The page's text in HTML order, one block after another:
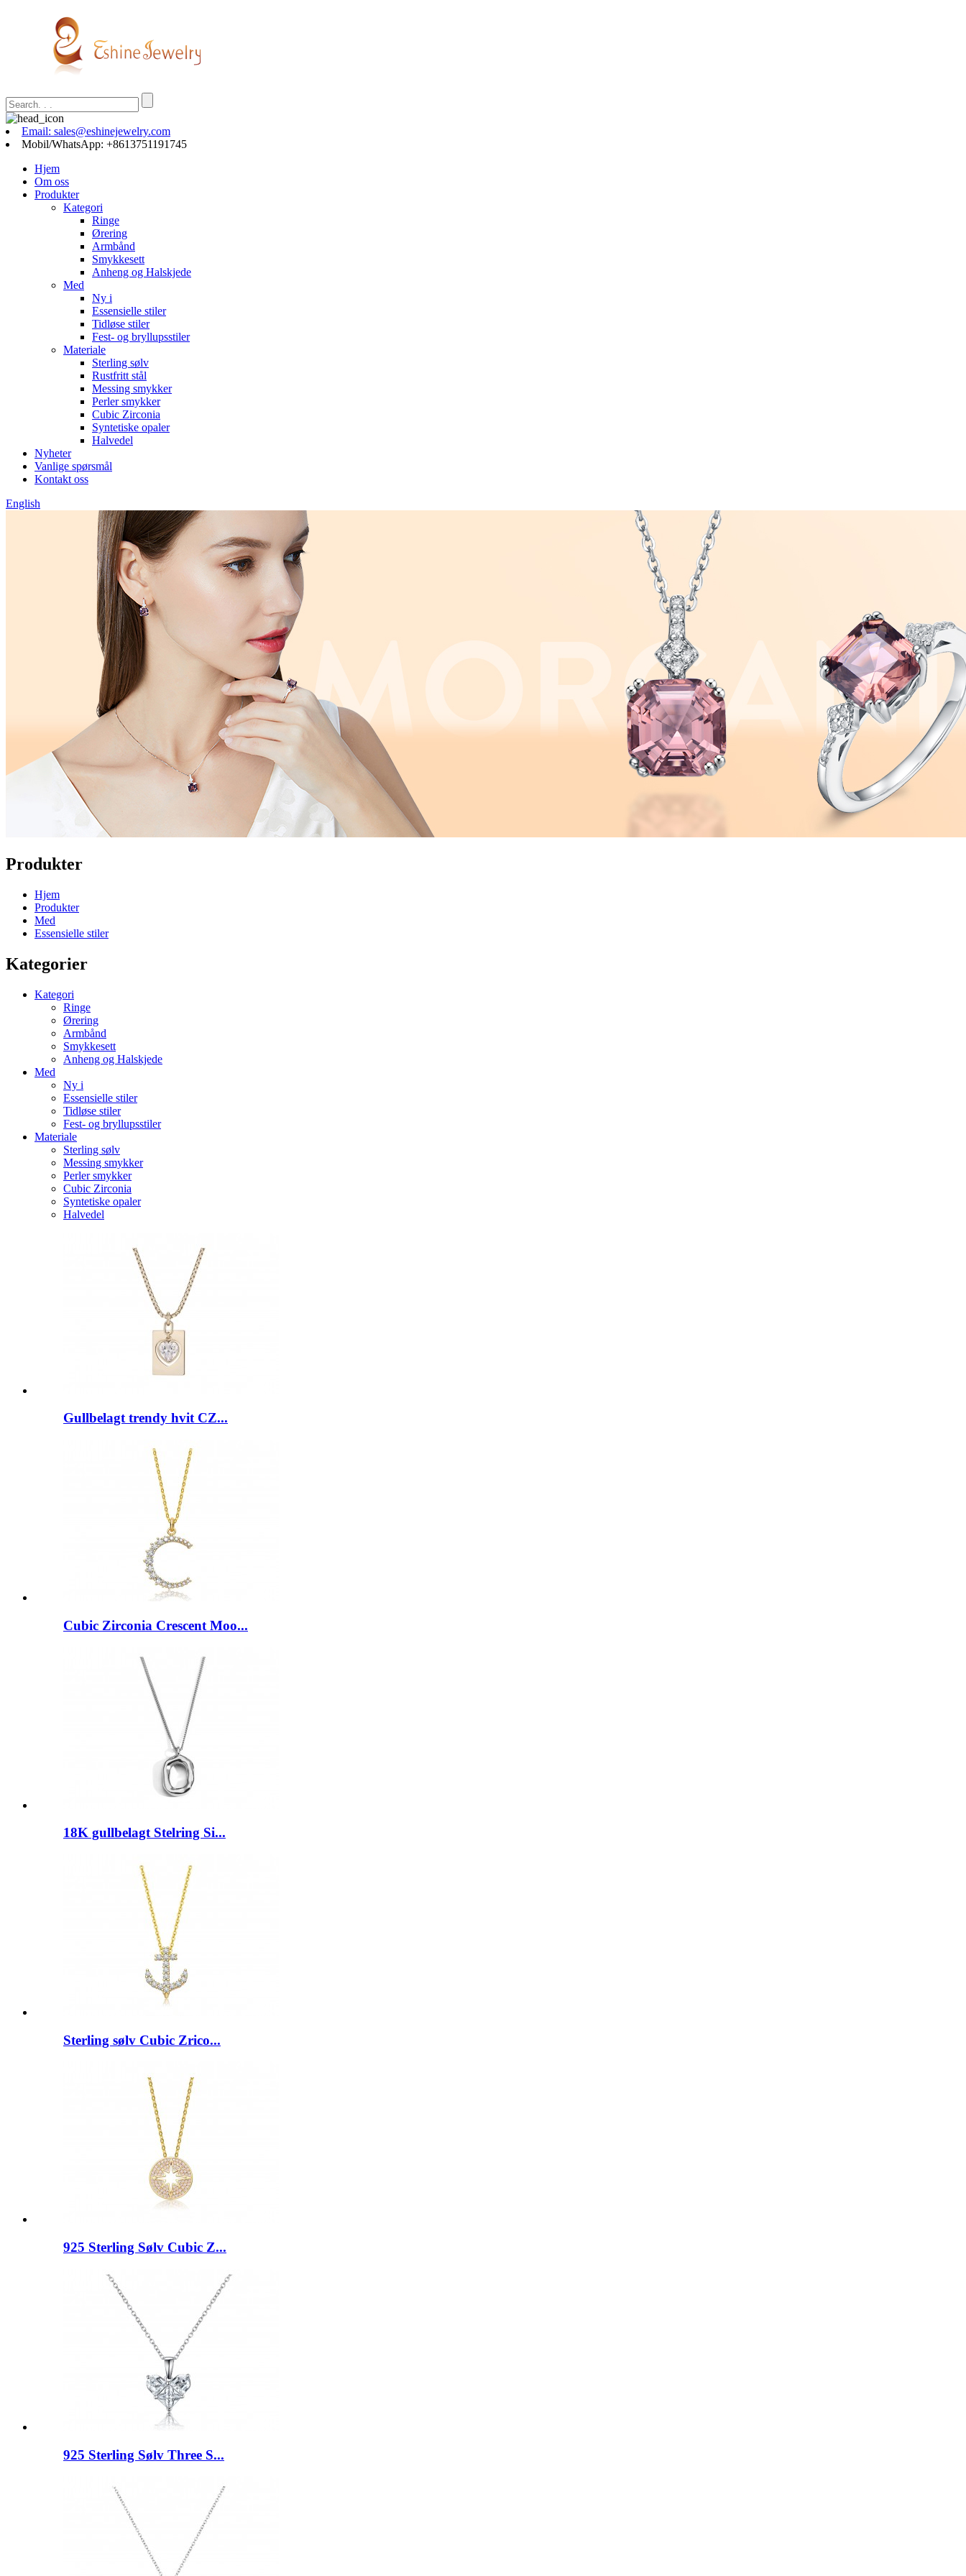
Email: sales@eshinejewelry.com
Mobil/WhatsApp: +8613751191745
Hjem
Om oss
Produkter
Kategori
Ringe
Ørering
Armbånd
Smykkesett
Anheng og Halskjede
Med
Ny i
Essensielle stiler
Tidløse stiler
Fest- og bryllupsstiler
Materiale
Sterling sølv
Rustfritt stål
Messing smykker
Perler smykker
Cubic Zirconia
Syntetiske opaler
Halvedel
Nyheter
Vanlige spørsmål
Kontakt oss
English
Produkter
Hjem
Produkter
Med
Essensielle stiler
Kategorier
Kategori
Ringe
Ørering
Armbånd
Smykkesett
Anheng og Halskjede
Med
Ny i
Essensielle stiler
Tidløse stiler
Fest- og bryllupsstiler
Materiale
Sterling sølv
Messing smykker
Perler smykker
Cubic Zirconia
Syntetiske opaler
Halvedel
Gullbelagt trendy hvit CZ...
Cubic Zirconia Crescent Moo...
18K gullbelagt Stelring Si...
Sterling sølv Cubic Zrico...
925 Sterling Sølv Cubic Z...
925 Sterling Sølv Three S...